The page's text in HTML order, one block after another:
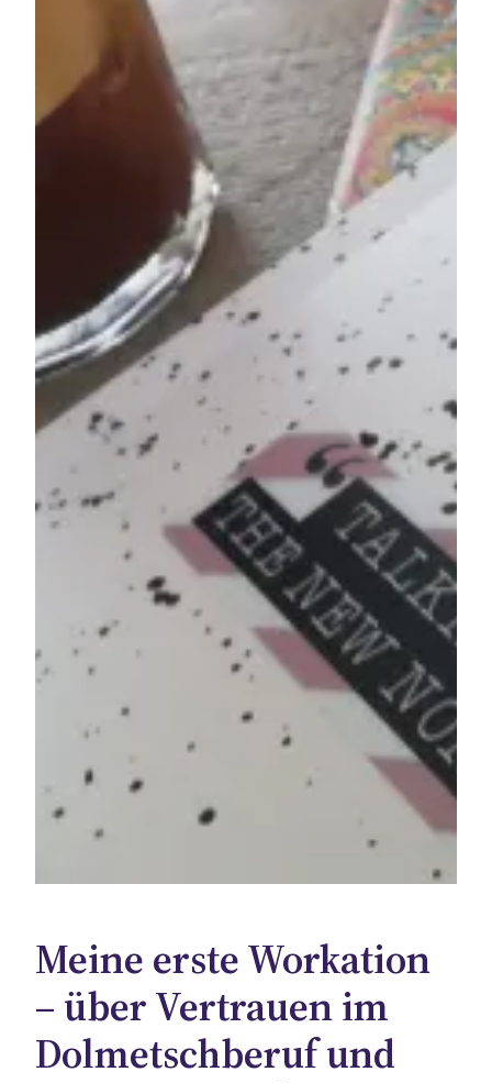
Meine erste Workation
– über Vertrauen im
Dolmetschberuf und